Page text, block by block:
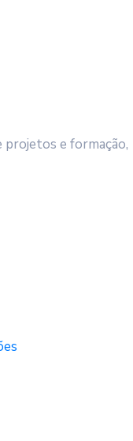
projetos e formação,